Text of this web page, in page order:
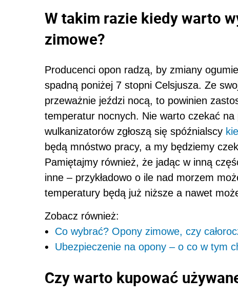
W takim razie kiedy warto
zimowe?
Producenci opon radzą, by zmiany
spadną poniżej 7 stopni Celsjusza. Ze
przeważnie jeździ nocą, to powinien
temperatur nocnych. Nie warto czekać
wulkanizatorów zgłoszą się spóźnialscy
będą mnóstwo pracy, a my będziemy
Pamiętajmy również, że jadąc w inną
inne – przykładowo o ile nad morzem
temperatury będą już niższe a nawet
Zobacz również:
Co wybrać? Opony zimowe, czy
Ubezpieczenie na opony – o co w tym
Czy warto kupować